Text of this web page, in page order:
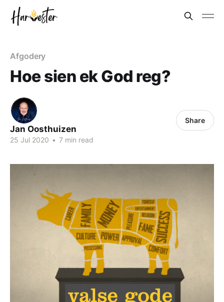
Afgodery
Hoe sien ek God reg?
Jan Oosthuizen
25 Jul 2020 • 7 min read
Share